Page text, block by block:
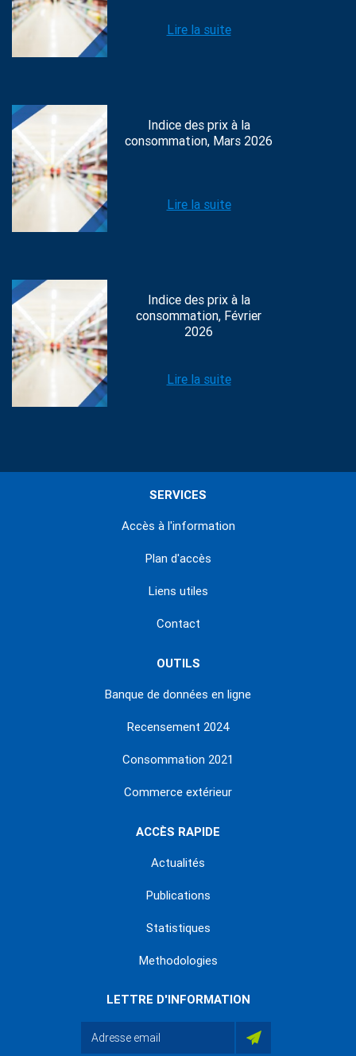
Lire la suite
Indice des prix à la
consommation, Mars 2026
Lire la suite
Indice des prix à la
consommation, Février
2026
Lire la suite
SERVICES
Accès à l'information
Plan d'accès
Liens utiles
Contact
OUTILS
Banque de données en ligne
Recensement 2024
Consommation 2021
Commerce extérieur
ACCÈS RAPIDE
Actualités
Publications
Statistiques
Methodologies
LETTRE D'INFORMATION